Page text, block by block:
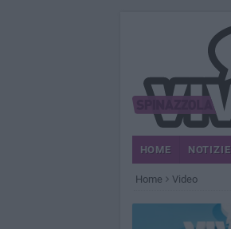
HOME NOTIZIE
Home Video